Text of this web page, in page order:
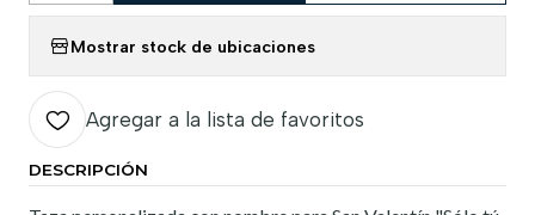
Mostrar stock de ubicaciones
Agregar a la lista de favoritos
DESCRIPCIÓN